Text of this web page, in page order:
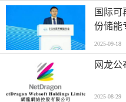
国际
份储能
2025-09-18
网龙公
2025-08-29